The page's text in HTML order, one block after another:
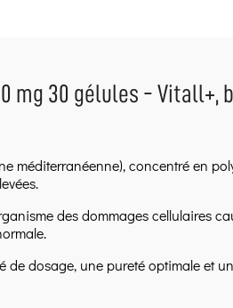
mg 30 gélules - Vitall+,
méditerranéenne), concentré en
des dommages cellulaires
de dosage, une pureté optimale et